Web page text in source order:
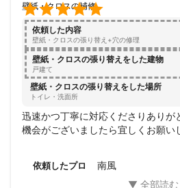

壁紙・クロスの補修
依頼した内容
壁紙・クロスの張り替え+穴の修理
壁紙・クロスの張り替えをした建物
戸建て
壁紙・クロスの張り替えをした場所
トイレ・洗面所
迅速かつ丁寧に対応くださりありが
機会がございましたら宜しくお願い
依頼したプロ 南風